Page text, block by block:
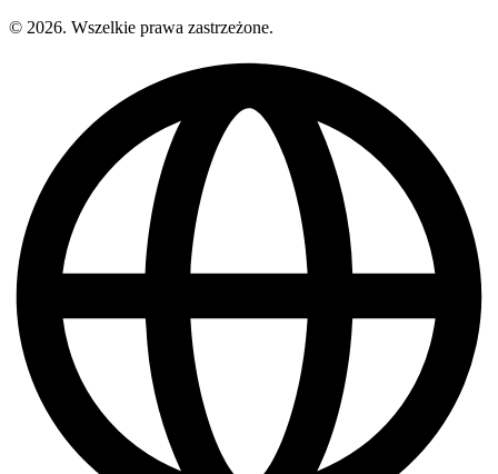
© 2026. Wszelkie prawa zastrzeżone.